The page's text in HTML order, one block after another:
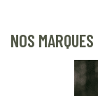
NOS MARQUES